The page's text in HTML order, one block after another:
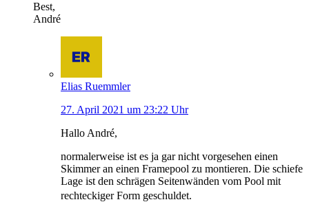
Best,
André
Elias Ruemmler
27. April 2021 um 23:22 Uhr
Hallo André,
normalerweise ist es ja gar nicht vorgesehen einen
Skimmer an einen Framepool zu montieren. Die schiefe
Lage ist den schrägen Seitenwänden vom Pool mit
rechteckiger Form geschuldet.